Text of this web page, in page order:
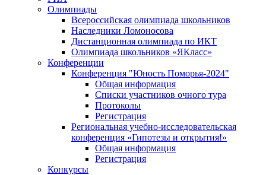
Олимпиады
Всероссийская олимпиада школьников
Наследники Ломоносова
Дистанционная олимпиада по ИКТ
Олимпиада школьников «ЯКласс»
Конференции
Конференция "Юность Поморья-2024"
Общая информация
Списки участников очного тура
Протоколы
Регистрация
Региональная учебно-исследовательская
конференция «Гипотезы и открытия!»
Общая информация
Регистрация
Конкурсы